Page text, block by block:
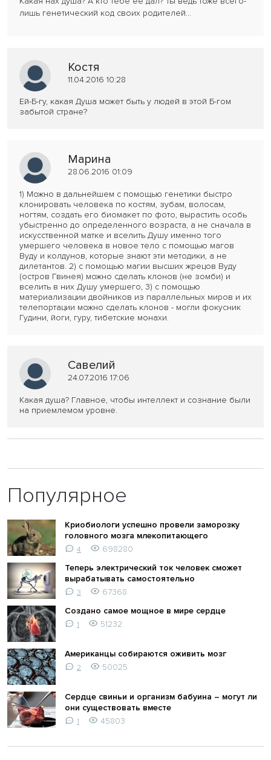
лишь генетический код своих родителей...
Костя
11.04.2016 10:28
Ей-Б-гу, какая Душа может быть у людей в этой Б-гом
забытой стране?
Марина
28.06.2016 01:09
1) Можно в дальнейшем с помощью генетики быстро
клонировать человека по костям, зубам, волосам,
ногтям, создать его биомакет по фото, вырастить особь
убыстренно до определенного возраста, а не сначала в
искусственной матке и вселить Душу именно того
умершего человека в новое тело с помощью магов
Вуду и колдунов, которые знают эти методики, а не
дилетантов. 2) с помощью магии высших жрецов Вуду
(остров Гвинея) можно сделать клонов (не зомби) и
вселить в них Душу умершего, 3) с помощью
материализации двойников из параллельных миров и их
телепортации можно сделать клонов - могли фокусник
Гудини, йоги, гуру, тибетские монахи.
Савелий
24.07.2016 17:06
Какая душа? Главное, чтобы интеллект и сознание были
на приемлемом уровне.
Популярное
Криобиологи успешно провели заморозку
головного мозга млекопитающего
4
698280
Теперь электрический ток человек сможет
вырабатывать самостоятельно
3
67368
Создано самое мощное в мире сердце
1 51232
Американцы собираются оживить мозг
2 50025
Сердце свиньи и организм бабуина – могут ли
они существовать вместе
1 45803